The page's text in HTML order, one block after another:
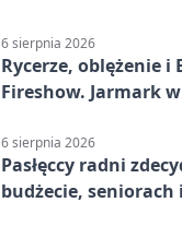
6 sierpnia 2026
Rycerze, oblężenie i
Fireshow. Jarmark w
6 sierpnia 2026
Pasłęccy radni
budżecie,